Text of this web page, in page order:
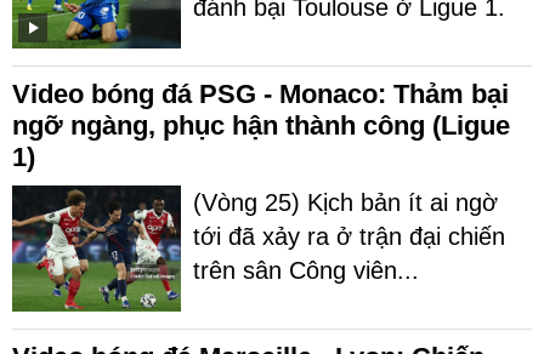
đánh bại Toulouse ở Ligue 1.
Video bóng đá PSG - Monaco: Thảm bại
ngỡ ngàng, phục hận thành công (Ligue
1)
(Vòng 25) Kịch bản ít ai ngờ
tới đã xảy ra ở trận đại chiến
trên sân Công viên...